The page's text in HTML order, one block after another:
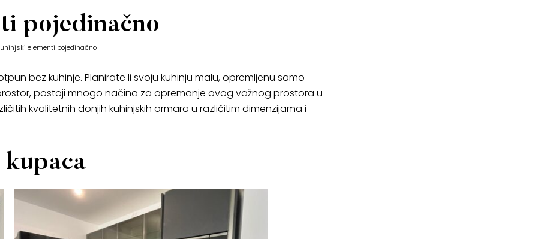
pojedinačno
elementi pojedinačno
bez kuhinje. Planirate li svoju kuhinju malu, opremljenu samo
postoji mnogo načina za opremanje ovog važnog prostora u
kvalitetnih donjih kuhinjskih ormara u različitim dimenzijama i
kupaca